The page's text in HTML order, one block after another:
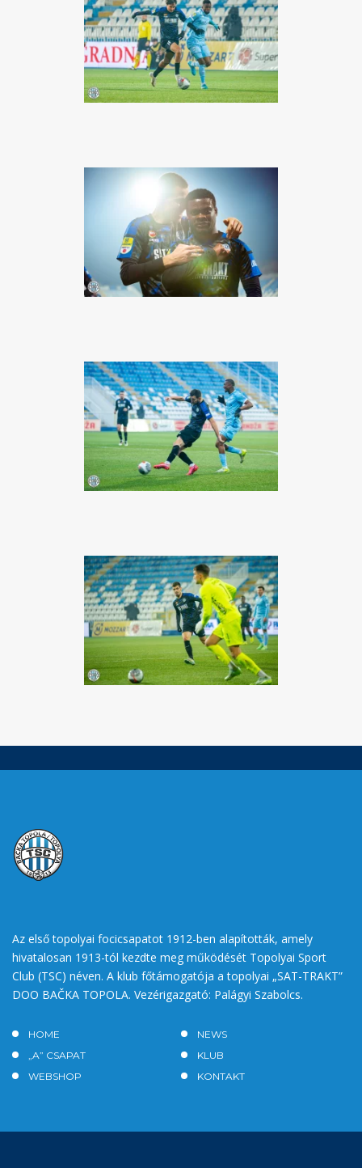
Az első topolyai focicsapatot 1912-ben alapították, amely
hivatalosan 1913-tól kezdte meg működését Topolyai Sport
Club (TSC) néven. A klub főtámogatója a topolyai „SAT-TRAKT”
DOO BAČKA TOPOLA. Vezérigazgató: Palágyi Szabolcs.
HOME
NEWS
„A” CSAPAT
KLUB
WEBSHOP
KONTAKT